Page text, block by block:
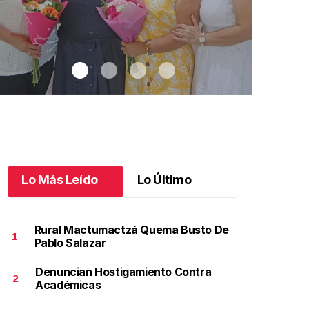
Una emotiva jubilación en educación especial.Una
emotiva jubilación en educación especial
Lo Más Leído Lo Último
1
Rural Mactumactzá Quema Busto De
Pablo Salazar
2
Denuncian Hostigamiento Contra
Académicas